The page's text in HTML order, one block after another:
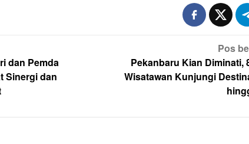
dan Pemda
Sinergi dan
Pos
Pekanbaru Kian Diminati,
Wisatawan Kunjungi